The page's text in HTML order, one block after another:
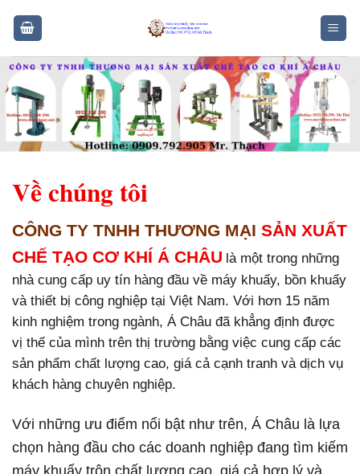
Về chúng tôi
CÔNG TY TNHH THƯƠNG MẠI SẢN XUẤT
CHẾ TẠO CƠ KHÍ Á CHÂU là một trong những
nhà cung cấp uy tín hàng đầu về máy khuấy, bồn khuấy
và thiết bị công nghiệp tại Việt Nam. Với hơn 15 năm
kinh nghiệm trong ngành, Á Châu đã khẳng định được
vị thế của mình trên thị trường bằng việc cung cấp các
sản phẩm chất lượng cao, giá cả cạnh tranh và dịch vụ
khách hàng chuyên nghiệp.
Với những ưu điểm nổi bật như trên, Á Châu là lựa
chọn hàng đầu cho các doanh nghiệp đang tìm kiếm
máy khuấy trộn chất lượng cao, giá cả hợp lý và